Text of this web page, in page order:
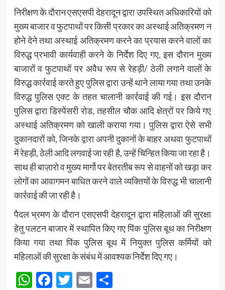
निरीक्षण के दौरान एसएसपी देहरादून द्वारा उपस्थित अधिकारियों को
मुख्य बाजार व फुटपाथों पर किसी प्रकार का अस्थाई अतिक्रमण न
होने देने तथा अस्थाई अतिक्रमण करने का प्रयास करने वालों का
विरुद्ध प्रभावी कार्यवाही करने के निर्देश दिए गए, इस दौरान मुख्य
बाजारों व फुटपाथों पर अवैध रूप से रेहड़ी/ ठेली लगाने वालों के
विरुद्ध कार्रवाई करते हुए पुलिस द्वारा उन्हें थाने लाया गया तथा उनके
विरुद्ध पुलिस एक्ट के तहत चालानी कार्रवाई की गई। इस दौरान
पुलिस द्वारा डिस्पेंसरी रोड, तहसील चौक आदि क्षेत्रों पर किये गए
अस्थाई अतिक्रमण को खाली कराया गया। पुलिस द्वारा ऐसे सभी
दुकानदारों को, जिनके द्वारा अपनी दुकानों के बाहर अथवा फुटपाथों
में रेहड़ी, ठेली आदि लगवाई जा रही है, उन्हें चिन्हित किया जा रहा है।
साथ ही बाज़ारो व मुख्य मार्गो पर बेतरतीब रूप से वाहनों को खड़ा कर
लोगों का आवागमन बाधित करने वाले व्यक्तियों के विरुद्ध भी चालानी
कार्रवाई की जा रही है।
पैदल भ्रमण के दौरान एसएसपी देहरादून द्वारा महिलाओं की सुरक्षा
हेतु पलटन बाजार में स्थापित किए गए पिंक पुलिस बूथ का निरीक्षण
किया गया तथा पिंक पुलिस बूथ में नियुक्त पुलिस कर्मियों को
महिलाओं की सुरक्षा के संबंध में आवश्यक निर्देश दिए गए।
WhatsApp
Facebook
Twitter
EmailShare